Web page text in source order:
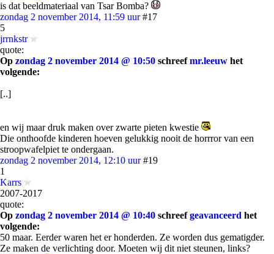
is dat beeldmateriaal van Tsar Bomba?
zondag 2 november 2014, 11:59 uur #17
5
jrrnkstr
quote:
Op zondag 2 november 2014 @ 10:50 schreefmr.leeuw het
volgende:
[..]
en wij maar druk maken over zwarte pieten kwestie
Die onthoofde kinderen hoeven gelukkig nooit de horrror van een
stroopwafelpiet te ondergaan.
zondag 2 november 2014, 12:10 uur #19
1
Karrs
2007-2017
quote:
Op zondag 2 november 2014 @ 10:40 schreefgeavanceerd het
volgende:
50 maar. Eerder waren het er honderden. Ze worden dus gematigder.
Ze maken de verlichting door. Moeten wij dit niet steunen, links?